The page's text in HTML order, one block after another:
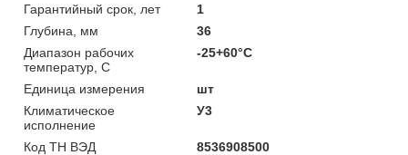
Гарантийный срок, лет
1
Глубина, мм
36
Диапазон рабочих
температур, С
-25+60°C
Единица измерения
шт
Климатическое
исполнение
У3
Код ТН ВЭД
8536908500